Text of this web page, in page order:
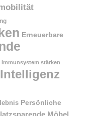
Erneuerbare
Immunsystem stärken
Persönliche
Möbel